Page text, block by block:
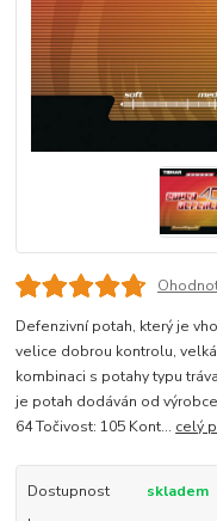
Defenzivní potah, který je
velice dobrou kontrolu,
kombinaci s potahy typu
je potah dodáván od výrobce
64 Točivost: 105 Kont... celý
Dostupnost
skladem